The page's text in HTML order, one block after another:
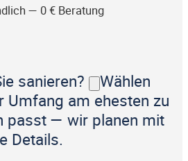
— 0 € Beratung
sanieren?
Wählen
Umfang am ehesten zu
passt — wir planen mit
Details.